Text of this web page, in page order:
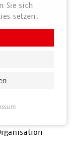
Samstag bei
und
großes
Sie sich
setzen.